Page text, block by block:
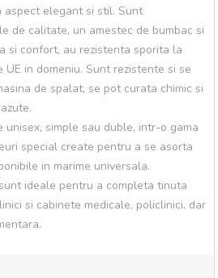
aspect elegant si stil. Sunt
de calitate, un amestec de bumbac si
si confort, au rezistenta sporita la
UE in domeniu. Sunt rezistente si se
de spalat, se pot curata chimic si
unisex, simple sau duble, intr-o gama
special create pentru a se asorta
in marime universala.
ideale pentru a completa tinuta
si cabinete medicale, policlinici, dar